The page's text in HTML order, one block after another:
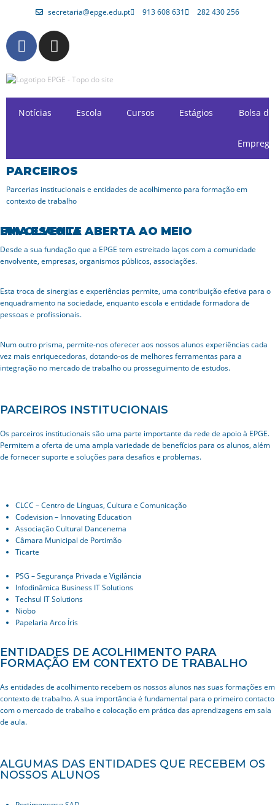
Avançar
para
o
secretaria@epge.edu.pt 913 608 631 282 430 256
Notícias Escola Cursos Estágios Bolsa de
Emprego
PARCEIROS
Parcerias institucionais e entidades de acolhimento para formação em
contexto de trabalho
UMA ESCOLA ABERTA AO MEIO ENVOLVENTE
Desde a sua fundação que a EPGE tem estreitado laços com a comunidade
envolvente, empresas, organismos públicos, associações.
Esta troca de sinergias e experiências permite, uma contribuição efetiva para o
enquadramento na sociedade, enquanto escola e entidade formadora de
pessoas e profissionais.
Num outro prisma, permite-nos oferecer aos nossos alunos experiências cada
vez mais enriquecedoras, dotando-os de melhores ferramentas para a
integração no mercado de trabalho ou prosseguimento de estudos.
PARCEIROS INSTITUCIONAIS
Os parceiros institucionais são uma parte importante da rede de apoio à EPGE.
Permitem a oferta de uma ampla variedade de benefícios para os alunos, além
de fornecer suporte e soluções para desafios e problemas.
CLCC – Centro de Línguas, Cultura e Comunicação
Codevision – Innovating Education
Associação Cultural Dancenema
Câmara Municipal de Portimão
Ticarte
PSG – Segurança Privada e Vigilância
Infodinâmica Business IT Solutions
Techsul IT Solutions
Niobo
Papelaria Arco Íris
ENTIDADES DE ACOLHIMENTO PARA
FORMAÇÃO EM CONTEXTO DE TRABALHO
As entidades de acolhimento recebem os nossos alunos nas suas formações em
contexto de trabalho. A sua importância é fundamental para o primeiro contacto
com o mercado de trabalho e colocação em prática das aprendizagens em sala
de aula.
ALGUMAS DAS ENTIDADES QUE RECEBEM OS
NOSSOS ALUNOS